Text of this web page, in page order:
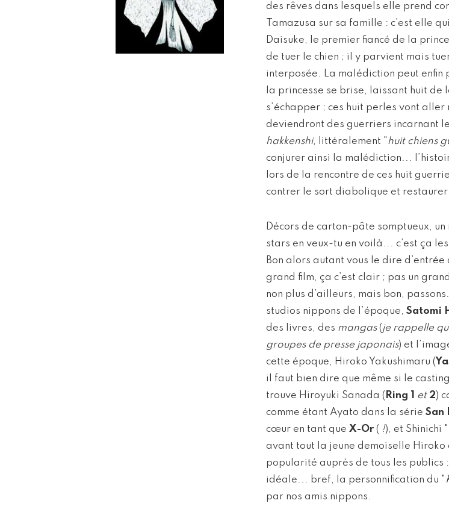
des rêves dans lesquels elle prend
Tamazusa sur sa famille : c’est elle
Daisuke, le premier fiancé de la
de tuer le chien ; il y parvient mais
interposée. La malédiction peut
la princesse se brise, laissant huit
s’échapper ; ces huit perles vont
deviendront des guerriers incarnant
hakkenshi, littéralement "huit chiens
conjurer ainsi la malédiction...
lors de la rencontre de ces huit
contrer le sort diabolique et
Décors de carton-pâte somptueux,
stars en veux-tu en voilà... c’est ça
Bon alors autant vous le dire d’entrée
grand film, ça c’est clair ; pas un
non plus d’ailleurs, mais bon,
studios nippons de l’époque, Satomi
des livres, des mangas(je rappelle
groupes de presse japonais) et
cette époque, Hiroko Yakushimaru (
il faut bien dire que même si le
trouve Hiroyuki Sanada ( Ring 1 et 2)
comme étant Ayato dans la série San
cœur en tant que X-Or( !), et Shinichi
avant tout la jeune demoiselle
popularité auprès de tous les
idéale... bref, la personnification du "
par nos amis nippons.